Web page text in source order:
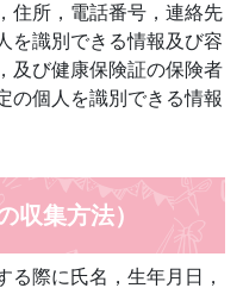
住所，電話番号，連絡先
を識別できる情報及び容
及び健康保険証の保険者
の個人を識別できる情報
収集方法）
る際に氏名，生年月日，